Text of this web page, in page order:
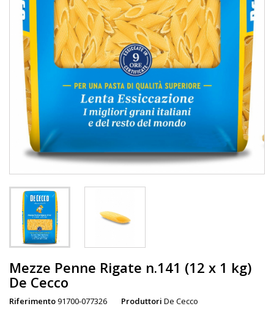
Mezze Penne Rigate n.141 (12 x 1 kg)
De Cecco
Riferimento91700-077326 Produttori De Cecco